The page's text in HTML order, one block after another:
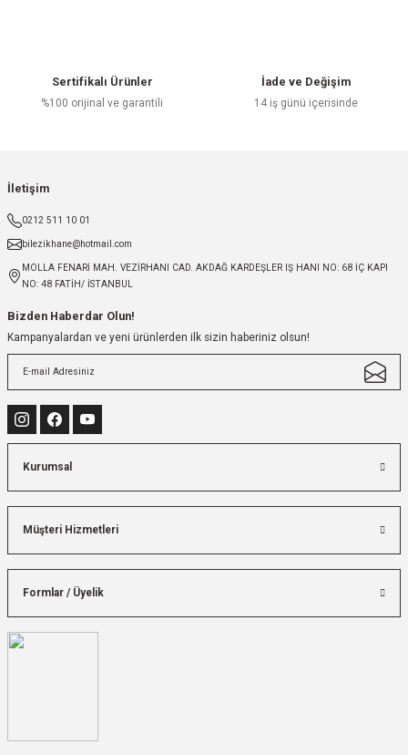
Sertifikalı Ürünler
%100 orijinal ve garantili
İade ve Değişim
14 iş günü içerisinde
İletişim
0212 511 10 01
bilezikhane@hotmail.com
MOLLA FENARİ MAH. VEZİRHANI CAD. AKDAĞ KARDEŞLER IŞ HANI NO: 68 İÇ KAPI
NO: 48 FATİH/ İSTANBUL
Bizden Haberdar Olun!
Kampanyalardan ve yeni ürünlerden ilk sizin haberiniz olsun!
Kurumsal
Müşteri Hizmetleri
Formlar / Üyelik